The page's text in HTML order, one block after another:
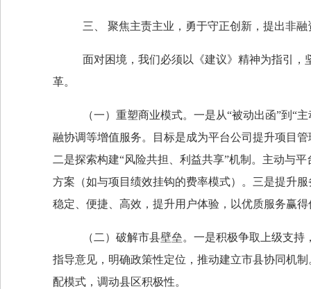
三、 聚焦主责主业，勇于守正创新，提出非
面对困境，我们必须以《建议》精神为指引
革。
（一）重塑商业模式。 一是从“被动出函”到“
融协调等增值服务。目标是成为平台公司提升项目
二是探索构建“风险共担、利益共享”机制。主动与
方案（如与项目绩效挂钩的费率模式）。三是提升
稳定、便捷、高效，提升用户体验，以优质服务赢得
（二）破解市县壁垒。一是积极争取上级支
指导意见，明确政策性定位，推动建立市县协同机
配模式，调动县区积极性。